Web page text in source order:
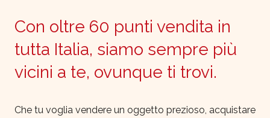
Con oltre 60 punti vendita in
tutta Italia, siamo sempre più
vicini a te, ovunque ti trovi.
Che tu voglia vendere un oggetto prezioso, acquistare